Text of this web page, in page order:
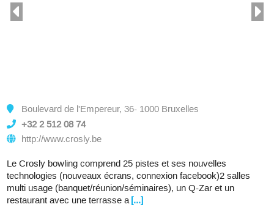
Boulevard de l'Empereur, 36- 1000 Bruxelles
+32 2 512 08 74
http://www.crosly.be
Le Crosly bowling comprend 25 pistes et ses nouvelles
technologies (nouveaux écrans, connexion facebook)2 salles
multi usage (banquet/réunion/séminaires), un Q-Zar et un
restaurant avec une terrasse a[...]